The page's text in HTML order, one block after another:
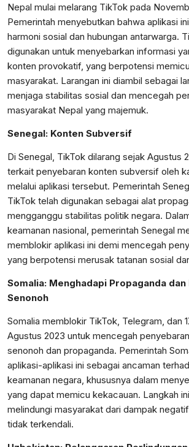
Nepal mulai melarang TikTok pada
Pemerintah menyebutkan bahwa aplikasi
harmoni sosial dan hubungan antarwarga.
digunakan untuk menyebarkan informasi
konten provokatif, yang berpotensi
masyarakat. Larangan ini diambil sebagai
menjaga stabilitas sosial dan mencegah
masyarakat Nepal yang majemuk.
Senegal: Konten Subversif
Di Senegal, TikTok dilarang sejak Agustus
terkait penyebaran konten subversif oleh
melalui aplikasi tersebut. Pemerintah
TikTok telah digunakan sebagai alat
mengganggu stabilitas politik negara.
keamanan nasional, pemerintah Senegal
memblokir aplikasi ini demi mencegah
yang berpotensi merusak tatanan sosial
Somalia: Menghadapi Propaganda
Senonoh
Somalia memblokir TikTok, Telegram, dan
Agustus 2023 untuk mencegah
senonoh dan propaganda. Pemerintah
aplikasi-aplikasi ini sebagai ancaman
keamanan negara, khususnya dalam
yang dapat memicu kekacauan. Langkah
melindungi masyarakat dari dampak
tidak terkendali.